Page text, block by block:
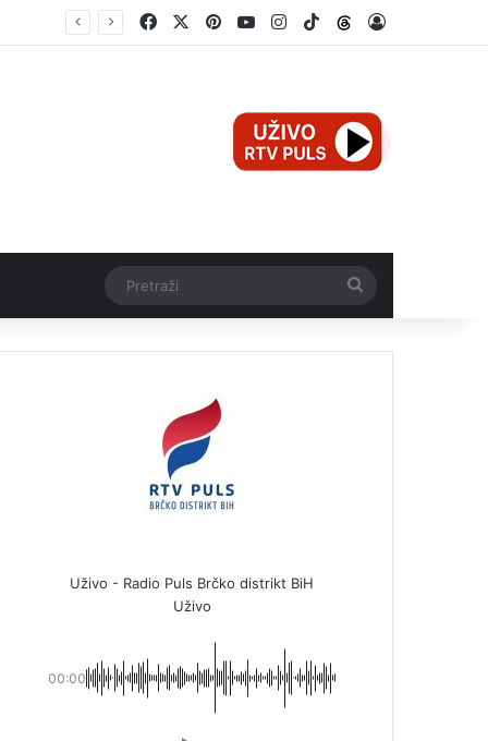
FacebookPinterestYouTubeInstagram
TikTokThreads
Uživo - Radio Puls Brčko distrikt BiH
Uživo
00:00